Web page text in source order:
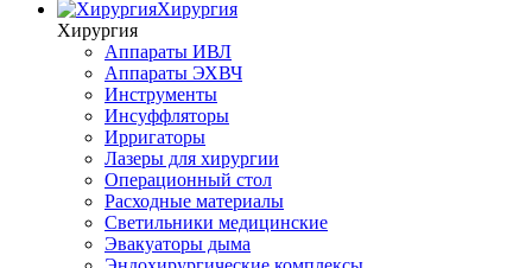
Хирургия
Хирургия
Аппараты ИВЛ
Аппараты ЭХВЧ
Инструменты
Инсуффляторы
Ирригаторы
Лазеры для хирургии
Операционный стол
Расходные материалы
Светильники медицинские
Эвакуаторы дыма